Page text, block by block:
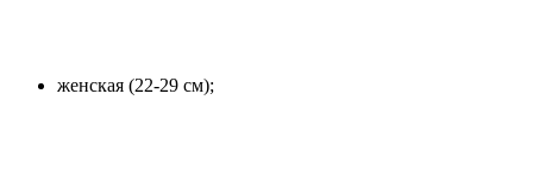
женская (22-29 см);